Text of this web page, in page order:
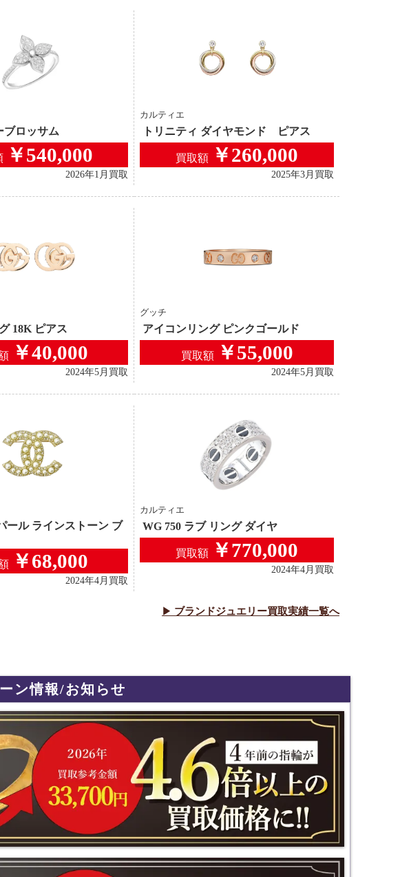
ブロッサム
￥540,000
2026年1月買取
カルティエ
トリニティ ダイヤモンド ピアス
買取額 ￥260,000
2025年3月買取
18K ピアス
￥40,000
2024年5月買取
グッチ
アイコンリング ピンクゴールド
買取額 ￥55,000
2024年5月買取
ール ラインストーン ブ
￥68,000
2024年4月買取
カルティエ
WG 750 ラブ リング ダイヤ
買取額 ￥770,000
2024年4月買取
ブランドジュエリー買取実績一覧へ
ン情報/お知らせ
売るなら今がチャンスです！
！！